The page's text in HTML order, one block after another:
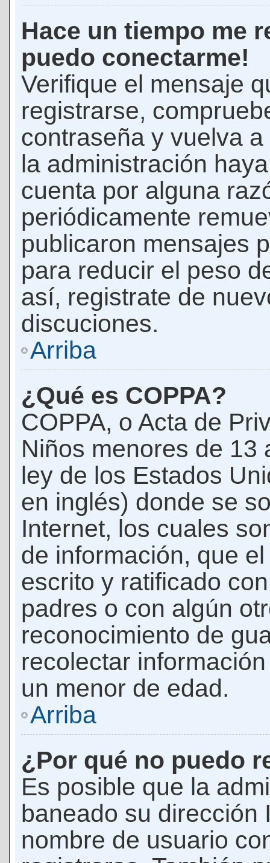
Hace un tiempo me
puedo conectarme!
Verifique el mensaje
registrarse,
contraseña y vuelva
la administración
cuenta por alguna
periódicamente
publicaron mensajes
para reducir el peso
así, registrate de
discuciones.
Arriba
¿Qué es COPPA?
COPPA, o Acta de
Niños menores de 13
ley de los Estados
en inglés) donde se
Internet, los cuales
de información, que
escrito y ratificado
padres o con algún
reconocimiento de
recolectar
un menor de edad.
Arriba
¿Por qué no puedo
Es posible que la
baneado su dirección
nombre de usuario